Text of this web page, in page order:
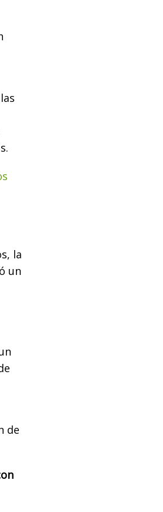
la
un
de